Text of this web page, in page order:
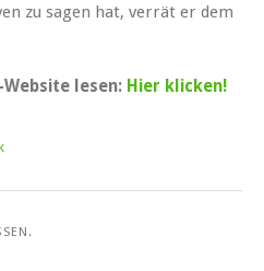
zu sagen hat, verrät er dem
Website lesen: Hier klicken!